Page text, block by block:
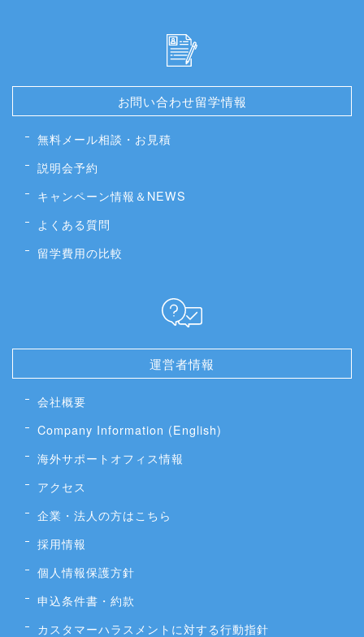
お問い合わせ留学情報
無料メール相談・お見積
説明会予約
キャンペーン情報＆NEWS
よくある質問
留学費用の比較
運営者情報
会社概要
Company Information (English)
海外サポートオフィス情報
アクセス
企業・法人の方はこちら
採用情報
個人情報保護方針
申込条件書・約款
カスタマーハラスメントに対する行動指針